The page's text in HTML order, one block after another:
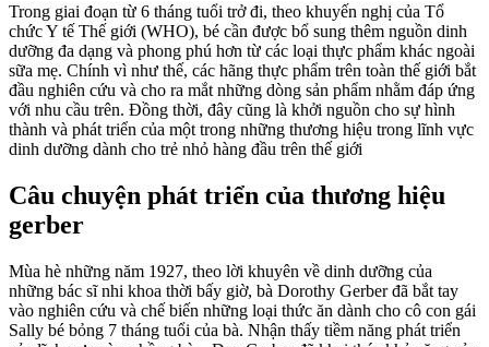
gerber
Trong giai đoạn từ 6 tháng tuổi trở đi, theo khuyến nghị của Tổ
chức Y tế Thế giới (WHO), bé cần được bổ sung thêm nguồn dinh
dưỡng đa dạng và phong phú hơn từ các loại thực phẩm khác ngoài
sữa mẹ. Chính vì như thế, các hãng thực phẩm trên toàn thế giới bắt
đầu nghiên cứu và cho ra mắt những dòng sản phẩm nhằm đáp ứng
với nhu cầu trên. Đồng thời, đây cũng là khởi nguồn cho sự hình
thành và phát triển của một trong những thương hiệu trong lĩnh vực
dinh dưỡng dành cho trẻ nhỏ hàng đầu trên thế giới
Câu chuyện phát triển của thương hiệu
gerber
Mùa hè những năm 1927, theo lời khuyên về dinh dưỡng của
những bác sĩ nhi khoa thời bấy giờ, bà Dorothy Gerber đã bắt tay
vào nghiên cứu và chế biến những loại thức ăn dành cho cô con gái
Sally bé bỏng 7 tháng tuổi của bà. Nhận thấy tiềm năng phát triển